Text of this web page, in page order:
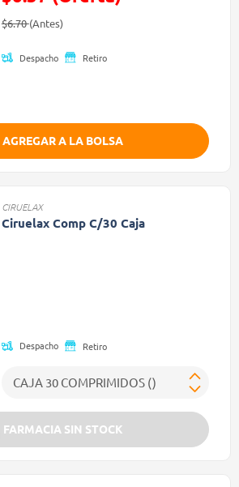
Precio reducido de
$6.70(Antes)(Oferta)
Despacho Retiro
AGREGAR A LA BOLSA
CIRUELAX
Ciruelax Comp C/30 Caja
Despacho Retiro
FARMACIA SIN STOCK